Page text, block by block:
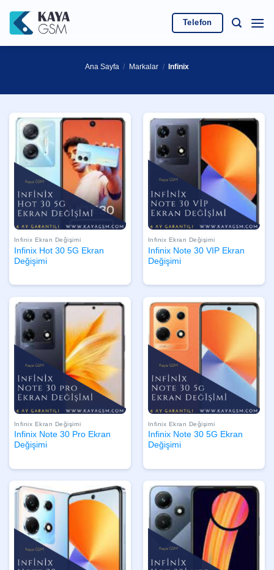
atla
Telefon
Ana Sayfa / Markalar / Infinix
Infinix Ekran Değişimi
Infinix Hot 30 5G Ekran
Değişimi
Infinix Ekran Değişimi
Infinix Note 30 VIP Ekran
Değişimi
Infinix Ekran Değişimi
Infinix Note 30 Pro Ekran
Değişimi
Infinix Ekran Değişimi
Infinix Note 30 5G Ekran
Değişimi